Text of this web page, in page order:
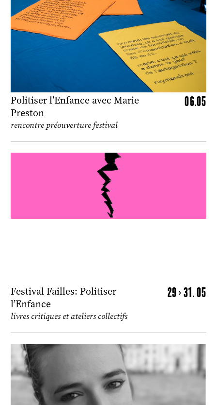
Politiser l’Enfance avec Marie
Preston
06.05
rencontre préouverture festival
Festival Failles: Politiser
l’Enfance
29 > 31. 05
livres critiques et ateliers collectifs